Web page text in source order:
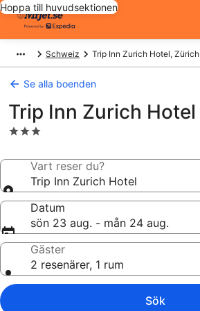
Hoppa till huvudsektionen
Schweiz Trip Inn Zurich Hotel, Zürich
Se alla boenden
Trip Inn Zurich Hotel
3.0-
boendeVart reser du?
Trip Inn Zurich Hotel
Datum
sön 23 aug. - mån 24 aug.
Gäster
2 resenärer, 1 rum
Sök